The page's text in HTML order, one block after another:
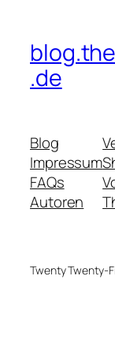
.de
Blog
Impressum
FAQs
Autoren
Twenty Twenty-